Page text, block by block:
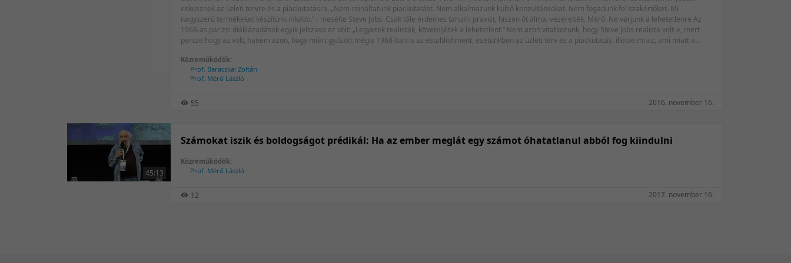
Utolsó módosítás szerint
esküsznek az üzleti tervre és a piackutatásra. „Nem csináltatunk piackutatást. Nem alkalmazunk külső konzultánsokat. Nem fogadunk fel szakértőket. Mi
nagyszerű termékeket készítünk inkább.” - mesélte Steve Jobs. Csak tőle érdemes tanulni praxist, hiszen őt álmai vezérelték. Mérő: Ne várjunk a lehetetlenre Az
1968-as párizsi diáklázadások egyik jelszava ez volt: „Legyetek realisták, követeljétek a lehetetlent.” Nem azon vitatkozunk, hogy Steve Jobs realista volt-e, mert
persze hogy az volt, hanem azon, hogy miért győzött mégis 1968-ban is az establishment, esetünkben az üzleti terv és a piackutatás, illetve mi az, ami miatt a
Közreműködők:
Prof. Baracskai Zoltán
Prof. Mérő László
55 2016. november 16.
45:13
Számokat iszik és boldogságot prédikál: Ha az ember meglát egy számot óhatatlanul abból fog kiindulni
Közreműködők:
Prof. Mérő László
12 2017. november 16.